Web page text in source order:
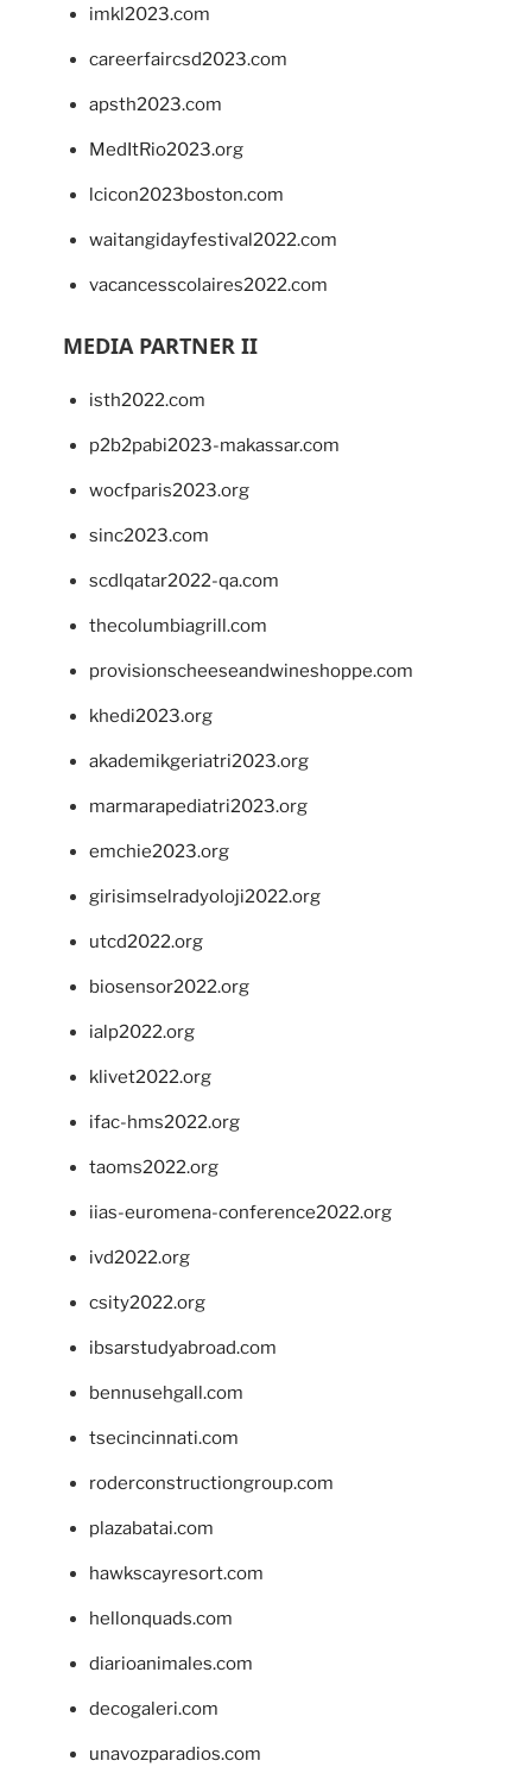
imkl2023.com
careerfaircsd2023.com
apsth2023.com
MedItRio2023.org
lcicon2023boston.com
waitangidayfestival2022.com
vacancesscolaires2022.com
MEDIA PARTNER II
isth2022.com
p2b2pabi2023-makassar.com
wocfparis2023.org
sinc2023.com
scdlqatar2022-qa.com
thecolumbiagrill.com
provisionscheeseandwineshoppe.com
khedi2023.org
akademikgeriatri2023.org
marmarapediatri2023.org
emchie2023.org
girisimselradyoloji2022.org
utcd2022.org
biosensor2022.org
ialp2022.org
klivet2022.org
ifac-hms2022.org
taoms2022.org
iias-euromena-conference2022.org
ivd2022.org
csity2022.org
ibsarstudyabroad.com
bennusehgall.com
tsecincinnati.com
roderconstructiongroup.com
plazabatai.com
hawkscayresort.com
hellonquads.com
diarioanimales.com
decogaleri.com
unavozparadios.com